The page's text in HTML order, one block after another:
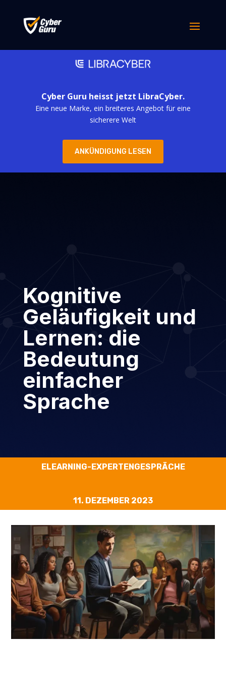
Cyber Guru heisst jetzt LibraCyber.
Eine neue Marke, ein breiteres Angebot für eine
sicherere Welt
ANKÜNDIGUNG LESEN
Kognitive
Geläufigkeit und
Lernen: die
Bedeutung
einfacher
Sprache
ELEARNING-EXPERTENGESPRÄCHE
11. DEZEMBER 2023